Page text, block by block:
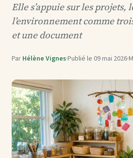
Elle s’appuie sur les projets,
l’environnement comme
et une document
Par Hélène Vignes·Publié le 09 mai 2026·